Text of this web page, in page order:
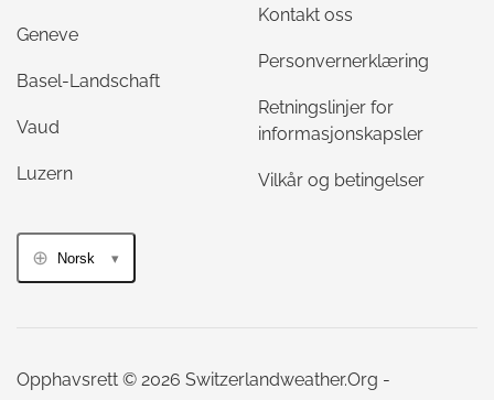
Geneve
Basel-Landschaft
Vaud
Luzern
Kontakt oss
Personvernerklæring
Retningslinjer for
informasjonskapsler
Vilkår og betingelser
Norsk
Opphavsrett © 2026 Switzerlandweather.Org -